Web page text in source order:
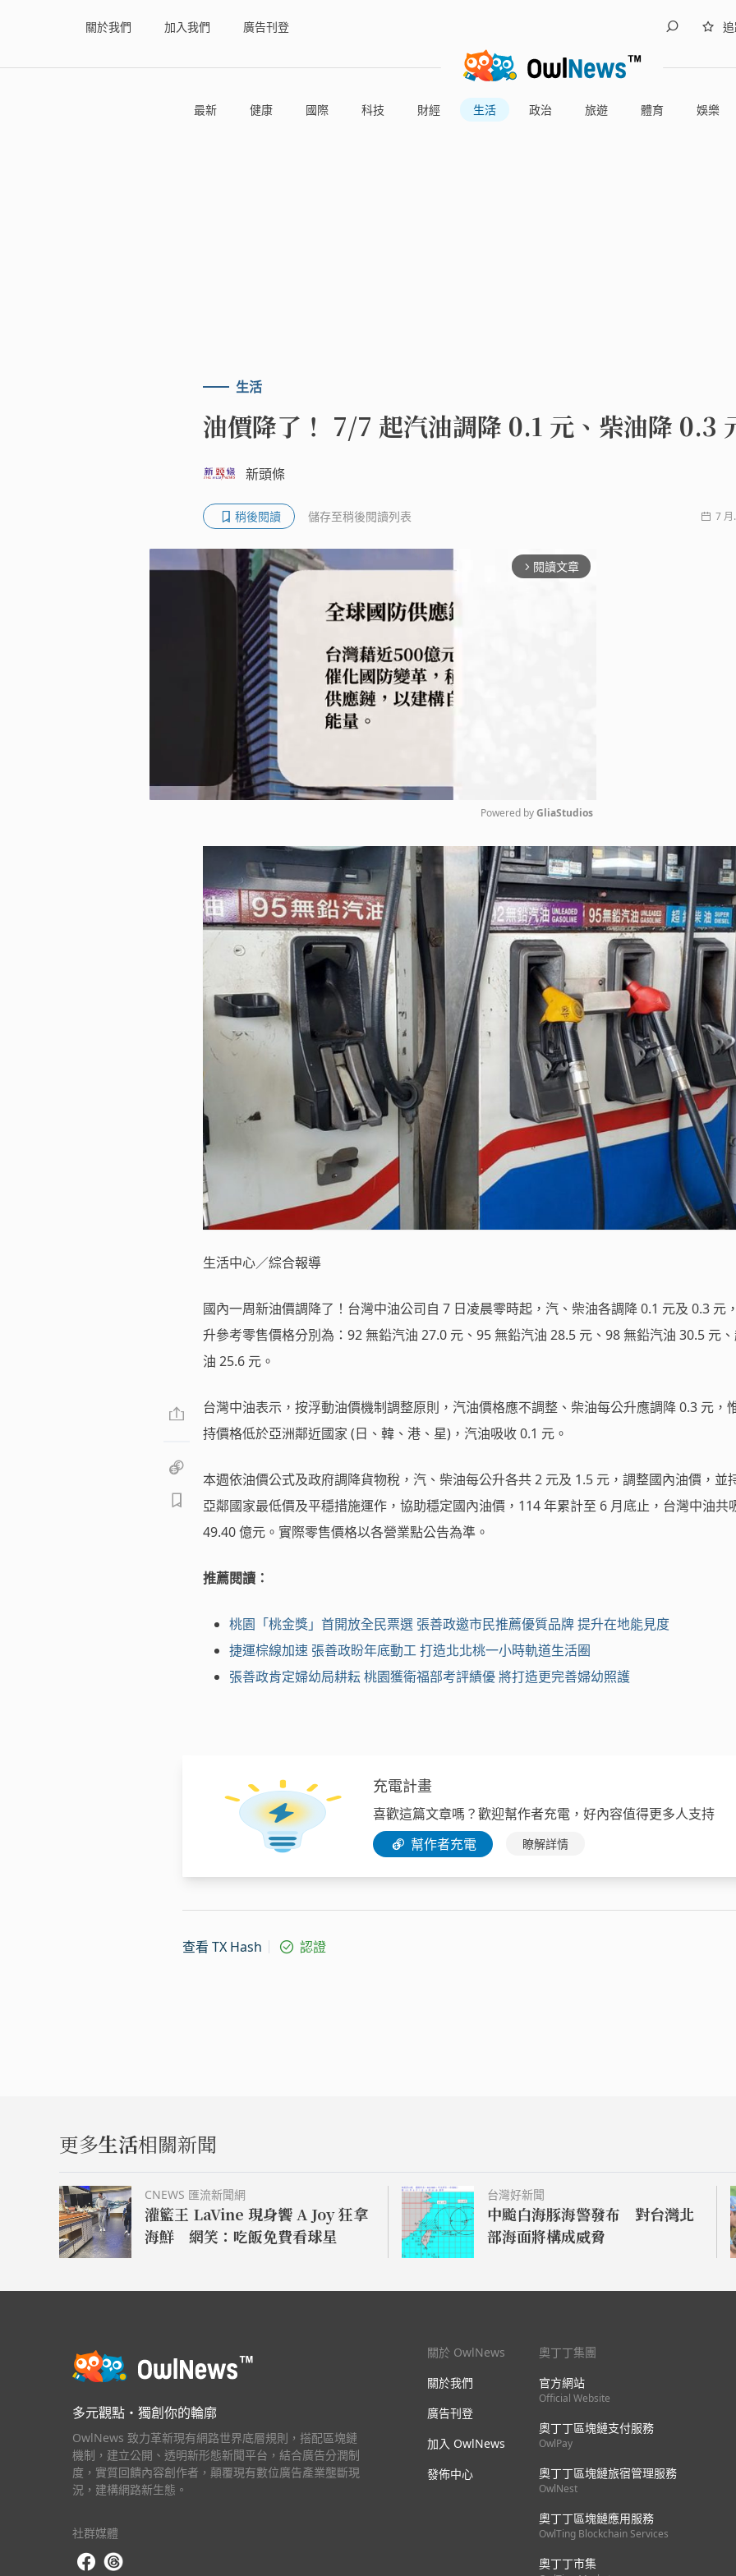
關於我們 加入我們 廣告刊登
最新 健康 國際 科技 財經 生活 政治 旅遊 體育 娛樂
生活
油價降了！ 7/7 起汽油調降 0.1 元、柴油降 0.3
新頭條
稍後閱讀 儲存至稍後閱讀列表 7 月
arrow_forward_ios 閱讀文章
Mute
Powered by GliaStudios
生活中心／綜合報導
國內一周新油價調降了！台灣中油公司自 7 日凌晨零時起，汽、柴油各調降 0.1 元及 0.3 元
升參考零售價格分別為：92 無鉛汽油 27.0 元、95 無鉛汽油 28.5 元、98 無鉛汽油 30.5 元
油 25.6 元。
台灣中油表示，按浮動油價機制調整原則，汽油價格應不調整、柴油每公升應調降 0.3 元，
持價格低於亞洲鄰近國家 (日、韓、港、星)，汽油吸收 0.1 元。
本週依油價公式及政府調降貨物稅，汽、柴油每公升各共 2 元及 1.5 元，調整國內油價，並
亞鄰國家最低價及平穩措施運作，協助穩定國內油價，114 年累計至 6 月底止，台灣中油共
49.40 億元。實際零售價格以各營業點公告為準。
推薦閱讀：
桃園「桃金獎」首開放全民票選 張善政邀市民推薦優質品牌 提升在地能見度
捷運棕線加速 張善政盼年底動工 打造北北桃一小時軌道生活圈
張善政肯定婦幼局耕耘 桃園獲衛福部考評績優 將打造更完善婦幼照護
充電計畫
喜歡這篇文章嗎？歡迎幫作者充電，好內容值得更多人支持
幫作者充電
瞭解詳情
查看 TX Hash 認證
更多生活相關新聞
CNEWS 匯流新聞網
灌籃王 LaVine 現身饗 A Joy 狂拿
海鮮 網笑：吃飯免費看球星
台灣好新聞
中颱白海豚海警發布 對台灣北
部海面將構成威脅
多元觀點・獨創你的輪廓
OwlNews 致力革新現有網路世界底層規則，搭配區塊鏈
機制，建立公開、透明新形態新聞平台，結合廣告分潤制
度，實質回饋內容創作者，顛覆現有數位廣告產業壟斷現
況，建構網路新生態。
社群媒體
關於 OwlNews
關於我們
廣告刊登
加入 OwlNews
發佈中心
奧丁丁集團
官方網站
Official Website
奧丁丁區塊鏈支付服務
OwlPay
奧丁丁區塊鏈旅宿管理服務
OwlNest
奧丁丁區塊鏈應用服務
OwlTing Blockchain Services
奧丁丁市集